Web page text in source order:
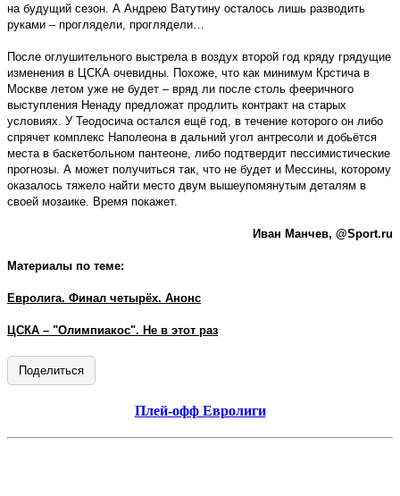
на будущий сезон. А Андрею Ватутину осталось лишь разводить
руками – проглядели, проглядели…
После оглушительного выстрела в воздух второй год кряду грядущие
изменения в ЦСКА очевидны. Похоже, что как минимум Крстича в
Москве летом уже не будет – вряд ли после столь фееричного
выступления Ненаду предложат продлить контракт на старых
условиях. У Теодосича остался ещё год, в течение которого он либо
спрячет комплекс Наполеона в дальний угол антресоли и добьётся
места в баскетбольном пантеоне, либо подтвердит пессимистические
прогнозы. А может получиться так, что не будет и Мессины, которому
оказалось тяжело найти место двум вышеупомянутым деталям в
своей мозаике. Время покажет.
Иван Манчев, @Sport.ru
Материалы по теме:
Евролига. Финал четырёх. Анонс
ЦСКА – "Олимпиакос". Не в этот раз
Поделиться
Плей-офф Евролиги